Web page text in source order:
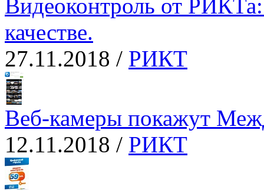
Видеоконтроль от
качестве.
27.11.2018 / РИКТ
Веб-камеры покажут
12.11.2018 / РИКТ